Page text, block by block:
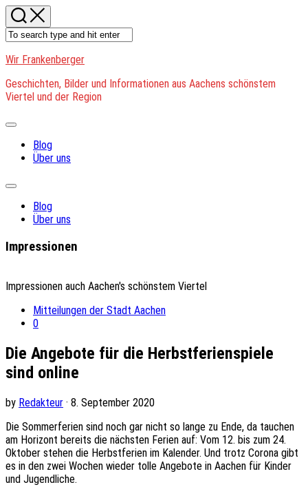
Skip
to
content
Wir Frankenberger
Geschichten, Bilder und Informationen aus Aachens schönstem
Viertel und der Region
Expand
Blog
Über uns
Expand
Blog
Über uns
Impressionen
Impressionen auch Aachen's schönstem Viertel
Mitteilungen der Stadt Aachen
0
Die Angebote für die Herbstferienspiele
sind online
by Redakteur · 8. September 2020
Die Sommerferien sind noch gar nicht so lange zu Ende, da tauchen
am Horizont bereits die nächsten Ferien auf: Vom 12. bis zum 24.
Oktober stehen die Herbstferien im Kalender. Und trotz Corona gibt
es in den zwei Wochen wieder tolle Angebote in Aachen für Kinder
und Jugendliche.